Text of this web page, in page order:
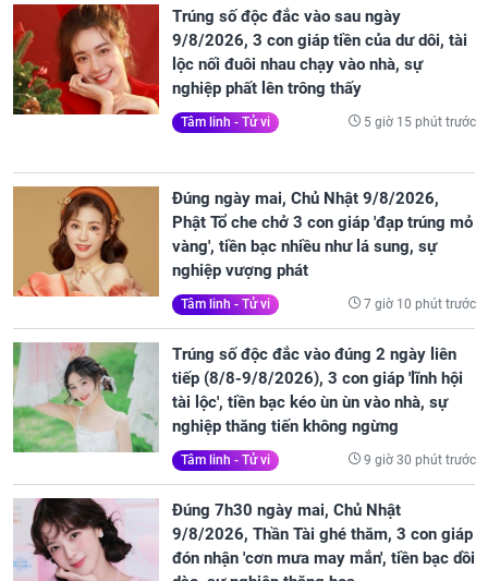
Trúng số độc đắc vào sau ngày
9/8/2026, 3 con giáp tiền của dư dôi, tài
lộc nối đuôi nhau chạy vào nhà, sự
nghiệp phất lên trông thấy
Tâm linh - Tử vi 5 giờ 15 phút trước
Đúng ngày mai, Chủ Nhật 9/8/2026,
Phật Tổ che chở 3 con giáp 'đạp trúng mỏ
vàng', tiền bạc nhiều như lá sung, sự
nghiệp vượng phát
Tâm linh - Tử vi 7 giờ 10 phút trước
Trúng số độc đắc vào đúng 2 ngày liên
tiếp (8/8-9/8/2026), 3 con giáp 'lĩnh hội
tài lộc', tiền bạc kéo ùn ùn vào nhà, sự
nghiệp thăng tiến không ngừng
Tâm linh - Tử vi 9 giờ 30 phút trước
Đúng 7h30 ngày mai, Chủ Nhật
9/8/2026, Thần Tài ghé thăm, 3 con giáp
đón nhận 'cơn mưa may mắn', tiền bạc dồi